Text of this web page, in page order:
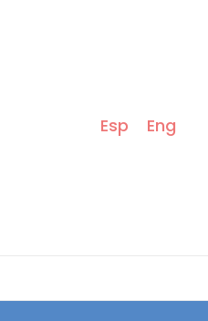
Esp Eng